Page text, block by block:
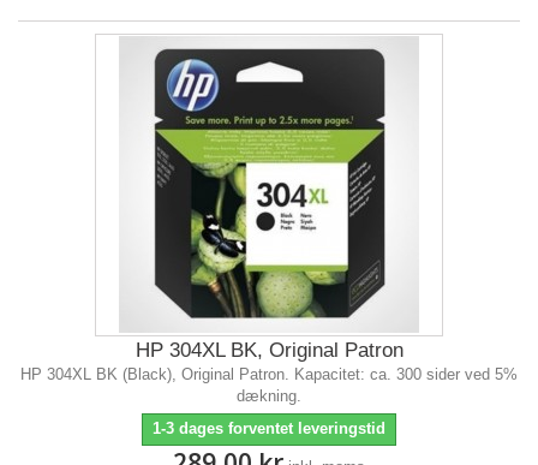
HP 304XL BK, Original Patron
HP 304XL BK (Black), Original Patron. Kapacitet: ca. 300 sider ved 5%
dækning.
1-3 dages forventet leveringstid